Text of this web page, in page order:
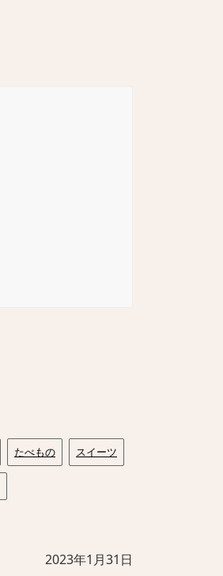
たべもの スイーツ
2023年1月31日